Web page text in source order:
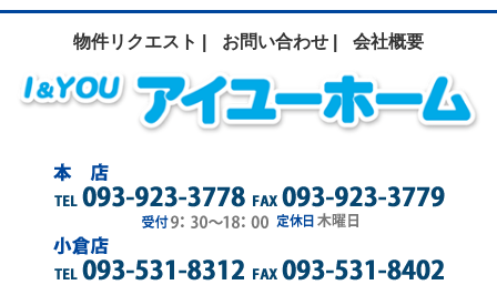
物件リクエスト | お問い合わせ | 会社概要